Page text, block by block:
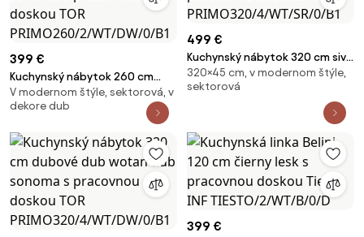
399 €
Kuchynský nábytok 260 cm
dubové dub wotan dub
sonoma s pracovnou doskou
TOR PRIMO260/2/WT/DW/0/B1
V modernom štýle, sektorová, v
dekore dub
499 €
Kuchynský nábytok 320 cm sivá
antracit grafit s pracovnou
doskou TOR
320×45 cm, v modernom štýle,
sektorová
399 €